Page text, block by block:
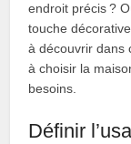
endroit précis ?
touche
à découvrir dans
à choisir la
besoins.
Définir